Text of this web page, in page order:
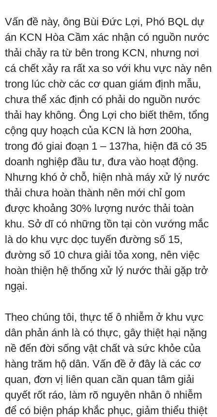
Vấn đề này, ông Bùi Đức Lợi, Phó BQL dự
án KCN Hòa Cầm xác nhận có nguồn nước
thải chảy ra từ bên trong KCN, nhưng nơi
cá chết xảy ra rất xa so với khu vực này nên
trong lúc chờ các cơ quan giám định mẫu,
chưa thể xác định có phải do nguồn nước
thải hay không. Ông Lợi cho biết thêm, tổng
cộng quy hoạch của KCN là hơn 200ha,
trong đó giai đoạn 1 – 137ha, hiện đã có 35
doanh nghiệp đầu tư, đưa vào hoạt động.
Nhưng khó ở chỗ, hiện nhà máy xử lý nước
thải chưa hoàn thành nên mới chỉ gom
được khoảng 30% lượng nước thải toàn
khu. Sở dĩ có những tồn tại còn vướng mắc
là do khu vực dọc tuyến đường số 15,
đường số 10 chưa giải tỏa xong, nên việc
hoàn thiện hệ thống xử lý nước thải gặp trở
ngại.
Theo chúng tôi, thực tế ô nhiễm ở khu vực
dân phản ánh là có thực, gây thiệt hại nặng
nề đến đời sống vật chất và sức khỏe của
hàng trăm hộ dân. Vấn đề ở đây là các cơ
quan, đơn vị liên quan cần quan tâm giải
quyết rốt ráo, làm rõ nguyên nhân ô nhiễm
để có biện pháp khắc phục, giảm thiểu thiệt